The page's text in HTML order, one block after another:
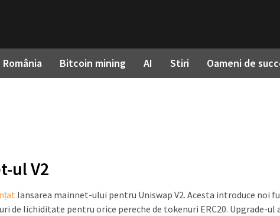
Bitcoin mining AI Stiri Oameni de
ul V2
lansarea mainnet-ului pentru Uniswap V2. Acesta introduce noi
de lichiditate pentru orice pereche de tokenuri ERC20. Upgrade-ul